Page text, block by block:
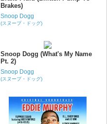
Brakes)
Snoop Dogg
(スヌープ・ドッグ)
Snoop Dogg (What's My Name
Pt. 2)
Snoop Dogg
(スヌープ・ドッグ)